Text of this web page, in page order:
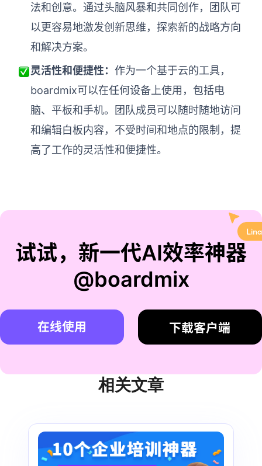
法和创意。通过头脑风暴和共同创作，团队可
以更容易地激发创新思维，探索新的战略方向
和解决方案。
灵活性和便捷性： 作为一个基于云的工具，
boardmix可以在任何设备上使用，包括电
脑、平板和手机。团队成员可以随时随地访问
和编辑白板内容，不受时间和地点的限制，提
高了工作的灵活性和便捷性。
试试，新一代AI效率神器
@boardmix
在线使用 下载客户端
相关文章